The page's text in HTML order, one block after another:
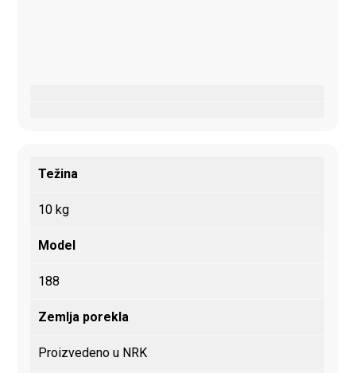
Težina
10 kg
Model
188
Zemlja porekla
Proizvedeno u NRK